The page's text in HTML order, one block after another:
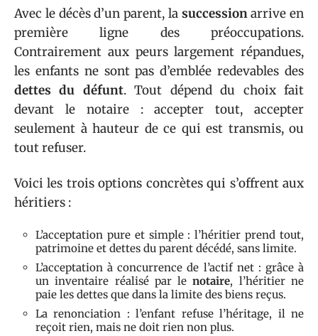
Avec le décès d’un parent, la successionarrive en
première ligne des préoccupations.
Contrairement aux peurs largement répandues,
les enfants ne sont pas d’emblée redevables des
dettes du défunt. Tout dépend du choix fait
devant le notaire : accepter tout, accepter
seulement à hauteur de ce qui est transmis, ou
tout refuser.
Voici les trois options concrètes qui s’offrent aux
héritiers :
L’acceptation pure et simple : l’héritier prend tout,
patrimoine et dettes du parent décédé, sans limite.
L’acceptation à concurrence de l’actif net : grâce à
un inventaire réalisé par lenotaire, l’héritier ne
paie les dettes que dans la limite des biens reçus.
La renonciation : l’enfant refuse l’héritage, il ne
reçoit rien, mais ne doit rien non plus.